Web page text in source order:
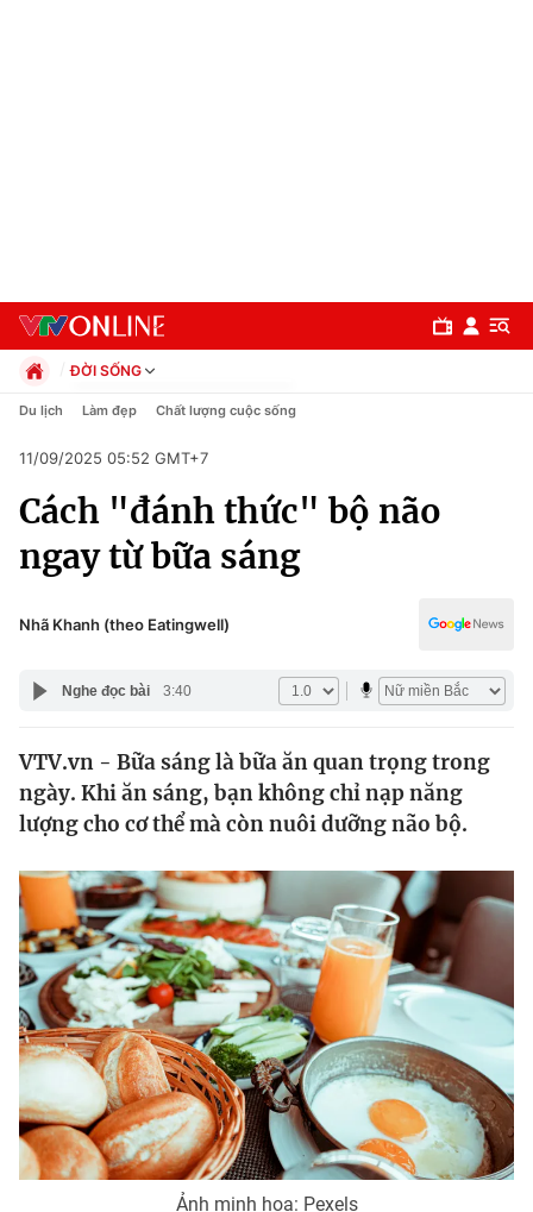
Chuyên mục
Pháp luật
Thế giới
Tin tức
Thế giới đó đây
Câu chuyện quốc tế
Kinh tế
Tài chính
Thị trường
Góc doanh nghiệp
Dữ liệu và đời sống
Truyền hình
Phim VTV
Hậu trường
Nhân vật
Giải trí
Điện ảnh
Đời sống
ĐỜI SỐNG
Chính trị
Pháp luật
Kinh tế
Thể thao
Truyền hình
Y tế
Công nghệ
Du lịch Làm đẹp Chất lượng cuộc sống
11/09/2025 05:52 GMT+7
Cách "đánh thức" bộ não
ngay từ bữa sáng
Nhã Khanh (theo Eatingwell)
Nghe đọc bài 3:40
VTV.vn - Bữa sáng là bữa ăn quan trọng trong
ngày. Khi ăn sáng, bạn không chỉ nạp năng
lượng cho cơ thể mà còn nuôi dưỡng não bộ.
Ảnh minh họa: Pexels